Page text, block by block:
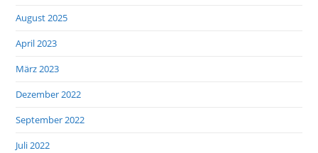
August 2025
April 2023
März 2023
Dezember 2022
September 2022
Juli 2022